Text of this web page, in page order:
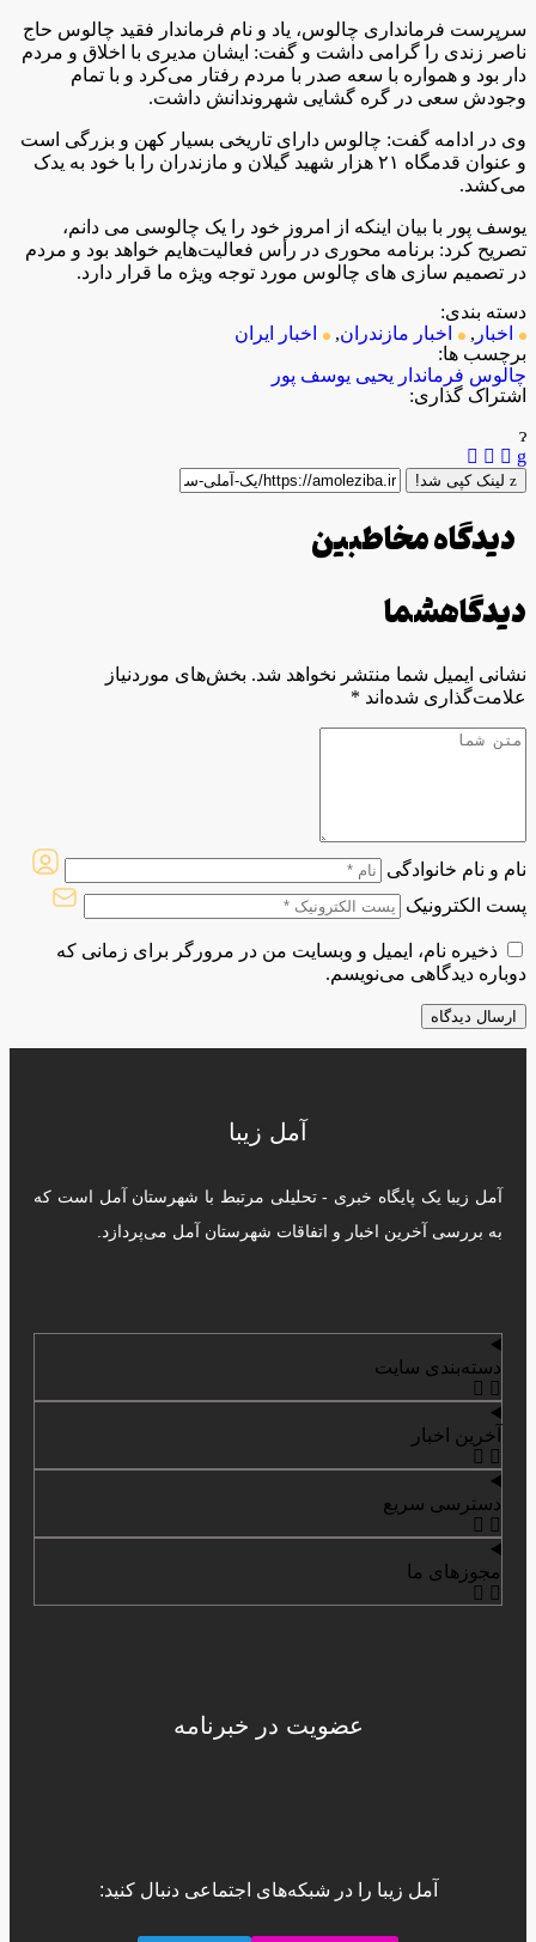
سرپرست فرمانداری چالوس، یاد و نام فرماندار فقید چالوس حاج
ناصر زندی را گرامی داشت و گفت: ایشان مدیری با اخلاق و مردم
دار بود و همواره با سعه صدر با مردم رفتار می‌کرد و با تمام
وجودش سعی در گره گشایی شهروندانش داشت.
وی در ادامه گفت: چالوس دارای تاریخی بسیار کهن و بزرگی است
و عنوان قدمگاه ۲۱ هزار شهید گیلان و مازندران را با خود به یدک
می‌کشد.
یوسف پور با بیان اینکه از امروز خود را یک چالوسی می دانم،
تصریح کرد: برنامه محوری در رأس فعالیت‌هایم خواهد بود و مردم
در تصمیم سازی های چالوس مورد توجه ویژه ما قرار دارد.
دسته بندی:
اخبار , اخبار مازندران,
اخبار ایران
برچسب ها:
چالوس فرماندار یحیی یوسف پور
اشتراک گذاری:
لینک کپی شد!
دیدگاه مخاطبین
دیدگاهشما
نشانی ایمیل شما منتشر نخواهد شد. بخش‌های موردنیاز
علامت‌گذاری شده‌اند *
نام و نام خانوادگی
پست الکترونیک
ذخیره نام، ایمیل و وبسایت من در مرورگر برای زمانی که
دوباره دیدگاهی می‌نویسم.
آمل زیبا
آمل زیبا یک پایگاه خبری - تحلیلی مرتبط با شهرستان آمل است که
به بررسی آخرین اخبار و اتفاقات شهرستان آمل می‌پردازد.
دسته‌بندی سایت
آخرین اخبار
دسترسی سریع
مجوزهای ما
عضویت در خبرنامه
آمل زیبا را در شبکه‌های اجتماعی دنبال کنید: